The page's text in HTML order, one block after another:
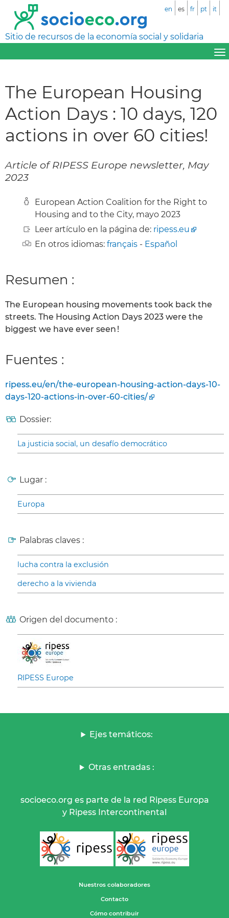
Sitio de recursos de la economía social y solidaria
en es fr pt it
The European Housing
Action Days : 10 days, 120
actions in over 60 cities!
Article of RIPESS Europe newsletter, May
2023
European Action Coalition for the Right to
Housing and to the City, mayo 2023
Leer artículo en la página de: ripess.eu
En otros idiomas: français - Español
Resumen :
The European housing movements took back the
streets. The Housing Action Days 2023 were the
biggest we have ever seen !
Fuentes :
ripess.eu/en/the-european-housing-action-days-10-
days-120-actions-in-over-60-cities/
Dossier:
La justicia social, un desafío democrático
Lugar :
Europa
Palabras claves :
lucha contra la exclusión
derecho a la vivienda
Origen del documento :
RIPESS Europe
Ejes temáticos:
Otras entradas :
socioeco.org es parte de la red Ripess Europa
y Ripess Intercontinental
Nuestros colaboradores
Contacto
Cómo contribuir